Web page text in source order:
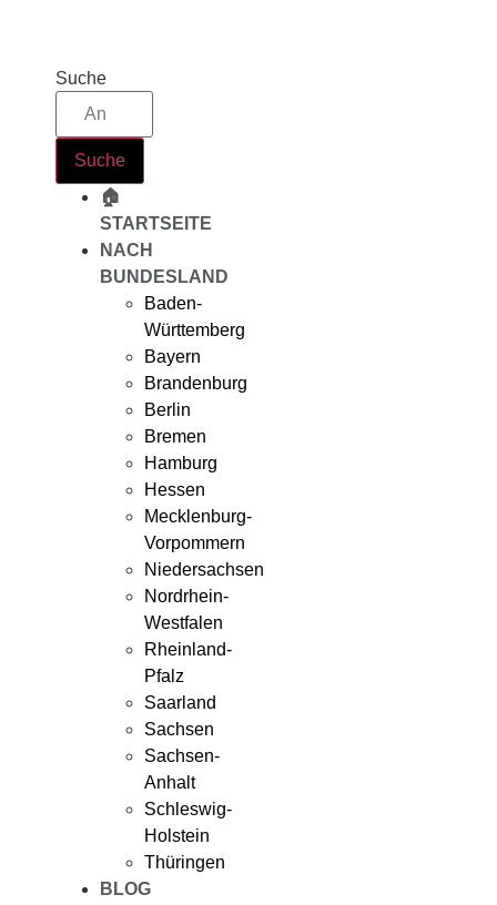
Suche
Suche
🏠
STARTSEITE
NACH
BUNDESLAND
Baden-
Württemberg
Bayern
Brandenburg
Berlin
Bremen
Hamburg
Hessen
Mecklenburg-
Vorpommern
Niedersachsen
Nordrhein-
Westfalen
Rheinland-
Pfalz
Saarland
Sachsen
Sachsen-
Anhalt
Schleswig-
Holstein
Thüringen
BLOG